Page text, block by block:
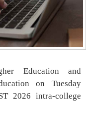
Education and
on Tuesday
2026 intra-college